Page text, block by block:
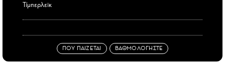
Τίμπερλεϊκ
ΠΟΥ ΠΑΙΖΕΤΑΙ ΒΑΘΜΟΛΟΓΗΣΤΕ